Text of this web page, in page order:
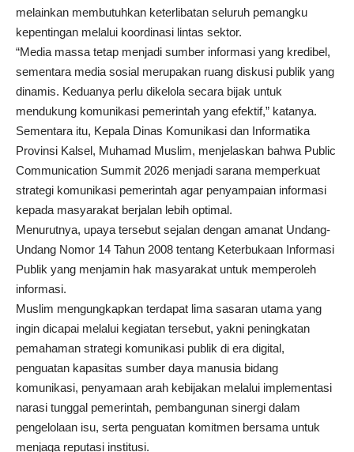
melainkan membutuhkan keterlibatan seluruh pemangku
kepentingan melalui koordinasi lintas sektor.
“Media massa tetap menjadi sumber informasi yang kredibel,
sementara media sosial merupakan ruang diskusi publik yang
dinamis. Keduanya perlu dikelola secara bijak untuk
mendukung komunikasi pemerintah yang efektif,” katanya.
Sementara itu, Kepala Dinas Komunikasi dan Informatika
Provinsi Kalsel, Muhamad Muslim, menjelaskan bahwa Public
Communication Summit 2026 menjadi sarana memperkuat
strategi komunikasi pemerintah agar penyampaian informasi
kepada masyarakat berjalan lebih optimal.
Menurutnya, upaya tersebut sejalan dengan amanat Undang-
Undang Nomor 14 Tahun 2008 tentang Keterbukaan Informasi
Publik yang menjamin hak masyarakat untuk memperoleh
informasi.
Muslim mengungkapkan terdapat lima sasaran utama yang
ingin dicapai melalui kegiatan tersebut, yakni peningkatan
pemahaman strategi komunikasi publik di era digital,
penguatan kapasitas sumber daya manusia bidang
komunikasi, penyamaan arah kebijakan melalui implementasi
narasi tunggal pemerintah, pembangunan sinergi dalam
pengelolaan isu, serta penguatan komitmen bersama untuk
menjaga reputasi institusi.